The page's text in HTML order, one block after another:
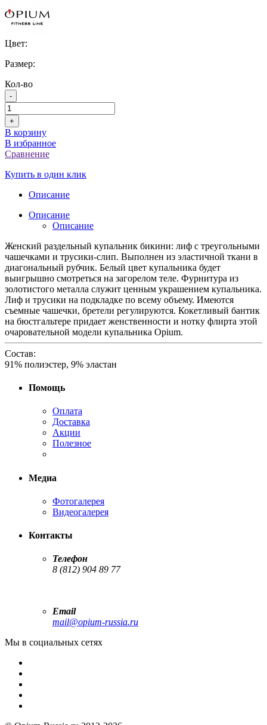
Цвет:
Размер:
Кол-во
-
+
В корзину
В избранное
Сравнение
Купить в один клик
Описание
Описание
Описание
Женский раздельный купальник бикини: лиф с треугольными
чашечками и трусики-слип. Выполнен из эластичной ткани в
диагональный рубчик. Белый цвет купальника будет
выигрышно смотреться на загорелом теле. Фурнитура из
золотистого металла служит ценным украшением купальника.
Лиф и трусики на подкладке по всему объему. Имеются
съемные чашечки, бретели регулируются. Кокетливый бантик
на бюстгальтере придает женственности и нотку флирта этой
очаровательной модели купальника Opium.
Состав:
91% полиэстер, 9% эластан
Помощь
Оплата
Доставка
Акции
Полезное
Медиа
Фотогалерея
Видеогалерея
Контакты
Телефон
8 (812) 904 89 77
Email
mail@opium-russia.ru
Мы в социальных сетях